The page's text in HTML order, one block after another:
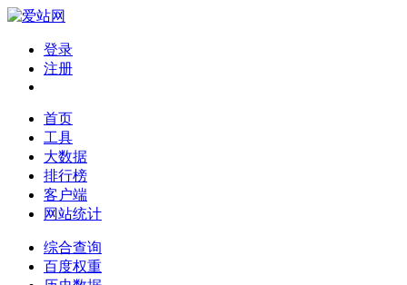
登录
注册
首页
工具
大数据
排行榜
客户端
网站统计
综合查询
百度权重